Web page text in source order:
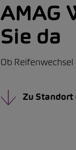
AMAG
Sie da
Ob
Zu